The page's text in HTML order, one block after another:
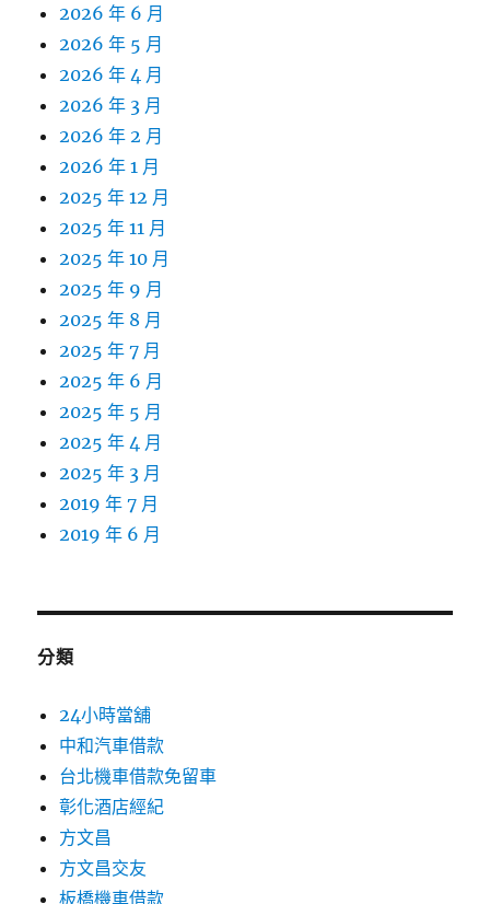
2026 年 6 月
2026 年 5 月
2026 年 4 月
2026 年 3 月
2026 年 2 月
2026 年 1 月
2025 年 12 月
2025 年 11 月
2025 年 10 月
2025 年 9 月
2025 年 8 月
2025 年 7 月
2025 年 6 月
2025 年 5 月
2025 年 4 月
2025 年 3 月
2019 年 7 月
2019 年 6 月
分類
24小時當舖
中和汽車借款
台北機車借款免留車
彰化酒店經紀
方文昌
方文昌交友
板橋機車借款